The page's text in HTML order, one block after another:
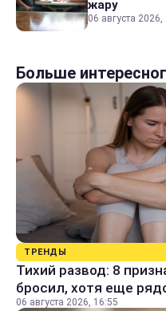
жару
06 августа 2026,
Больше
ТРЕНДЫ
Тихий развод: 8
бросил, хотя еще
06 августа 2026, 16:55